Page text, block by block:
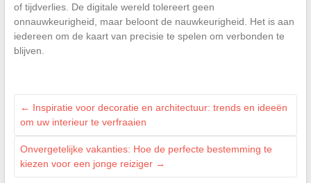
of tijdverlies. De digitale wereld tolereert geen
onnauwkeurigheid, maar beloont de nauwkeurigheid. Het is aan
iedereen om de kaart van precisie te spelen om verbonden te
blijven.
← Inspiratie voor decoratie en architectuur: trends en ideeën
om uw interieur te verfraaien
Onvergetelijke vakanties: Hoe de perfecte bestemming te
kiezen voor een jonge reiziger →